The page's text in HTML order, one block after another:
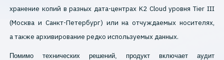
хранение копий в разных дата-центрах K2 Cloud уровня Tier III
(Москва и Санкт-Петербург) или на отчуждаемых носителях,
а также архивирование редко используемых данных.
Помимо технических решений, продукт включает аудит